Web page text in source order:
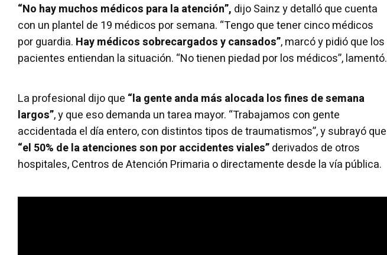
“No hay muchos médicos para la atención”, dijo Sainz y detalló que cuenta
con un plantel de 19 médicos por semana. “Tengo que tener cinco médicos
por guardia. Hay médicos sobrecargados y cansados”, marcó y pidió que los
pacientes entiendan la situación. “No tienen piedad por los médicos”, lamentó.
La profesional dijo que “la gente anda más alocada los fines de semana
largos”, y que eso demanda un tarea mayor. “Trabajamos con gente
accidentada el día entero, con distintos tipos de traumatismos”, y subrayó que
“el 50% de la atenciones son por accidentes viales”derivados de otros
hospitales, Centros de Atención Primaria o directamente desde la vía pública.